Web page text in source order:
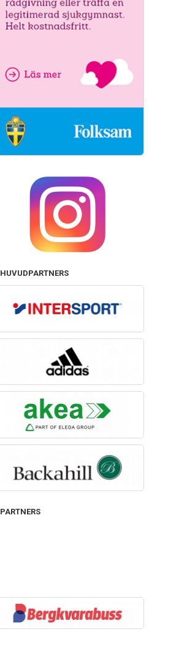
HUVUDPARTNERS
PARTNERS